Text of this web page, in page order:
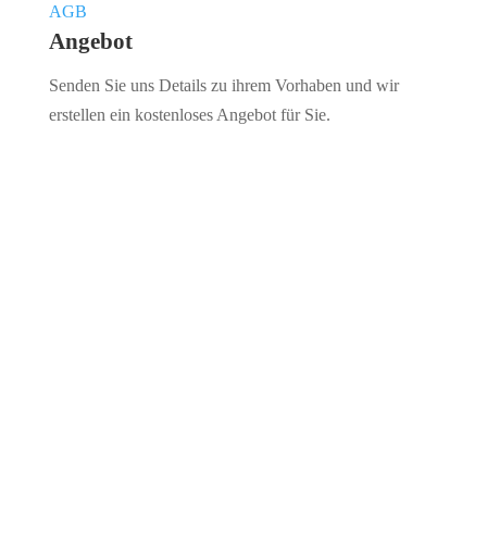
AGB
Angebot
Senden Sie uns Details zu ihrem Vorhaben und wir
erstellen ein kostenloses Angebot für Sie.